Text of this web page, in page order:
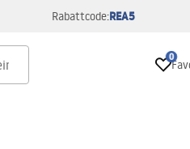
Rabattcode:REA5
0